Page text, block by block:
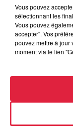
Dans la
Vous pouvez
sélectionnant les
Vous pouvez
accepter". Vos
pouvez mettre à jour
moment via le lien